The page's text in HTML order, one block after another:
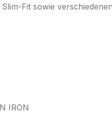
Fit sowie
IRON